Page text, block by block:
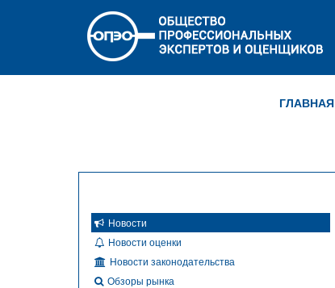
ГЛАВНАЯ
Новости
Новости оценки
Новости законодательства
Обзоры рынка